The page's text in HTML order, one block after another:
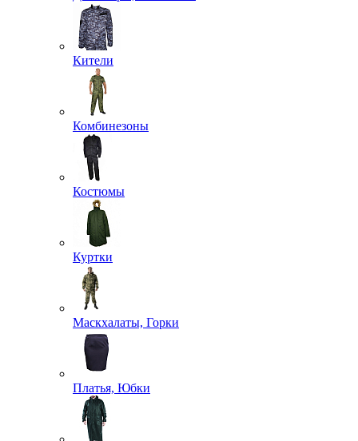
Кители
Комбинезоны
Костюмы
Куртки
Маскхалаты, Горки
Платья, Юбки